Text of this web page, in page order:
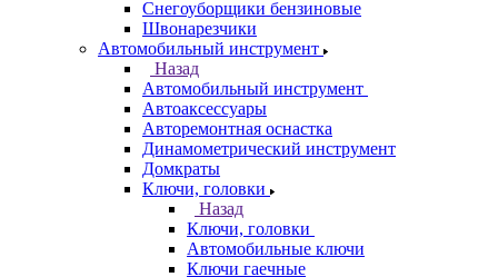
Снегоуборщики бензиновые
Швонарезчики
Автомобильный инструмент
Назад
Автомобильный инструмент
Автоаксессуары
Авторемонтная оснастка
Динамометрический инструмент
Домкраты
Ключи, головки
Назад
Ключи, головки
Автомобильные ключи
Ключи гаечные